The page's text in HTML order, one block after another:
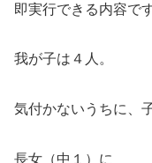
即実行できる内容です
我が子は４人。
気付かないうちに、
長女（中１）に